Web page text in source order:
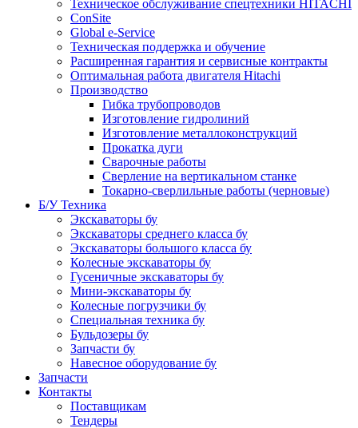
Техническое обслуживание спецтехники HITACHI
ConSite
Global e-Service
Техническая поддержка и обучение
Расширенная гарантия и сервисные контракты
Оптимальная работа двигателя Hitachi
Производство
Гибка трубопроводов
Изготовление гидролиний
Изготовление металлоконструкций
Прокатка дуги
Сварочные работы
Сверление на вертикальном станке
Токарно-сверлильные работы (черновые)
Б/У Техника
Экскаваторы бу
Экскаваторы среднего класса бу
Экскаваторы большого класса бу
Колесные экскаваторы бу
Гусеничные экскаваторы бу
Мини-экскаваторы бу
Колесные погрузчики бу
Специальная техника бу
Бульдозеры бу
Запчасти бу
Навесное оборудование бу
Запчасти
Контакты
Поставщикам
Тендеры